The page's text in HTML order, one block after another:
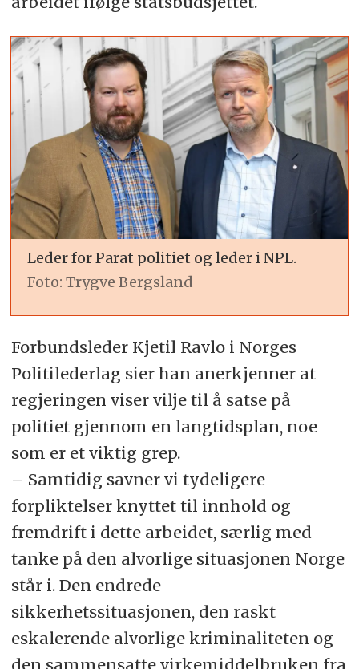
Leder for Parat politiet og leder i NPL.
Foto: Trygve Bergsland
Forbundsleder Kjetil Ravlo i Norges
Politilederlag sier han anerkjenner at
regjeringen viser vilje til å satse på
politiet gjennom en langtidsplan, noe
som er et viktig grep.
– Samtidig savner vi tydeligere
forpliktelser knyttet til innhold og
fremdrift i dette arbeidet, særlig med
tanke på den alvorlige situasjonen Norge
står i. Den endrede
sikkerhetssituasjonen, den raskt
eskalerende alvorlige kriminaliteten og
den sammensatte virkemiddelbruken fra